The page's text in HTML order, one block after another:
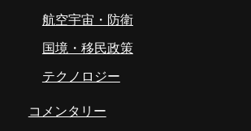
航空宇宙・防衛
国境・移民政策
テクノロジー
コメンタリー